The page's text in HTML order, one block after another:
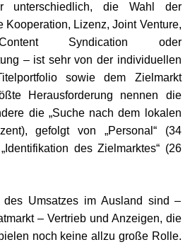
unterschiedlich, die Wahl der
Kooperation, Lizenz, Joint Venture,
Syndication oder
– ist sehr von der individuellen
sowie dem Zielmarkt
Herausforderung nennen die
die „Suche nach dem lokalen
gefolgt von „Personal“ (34
des Zielmarktes“ (26
des Umsatzes im Ausland sind –
– Vertrieb und Anzeigen, die
noch keine allzu große Rolle.